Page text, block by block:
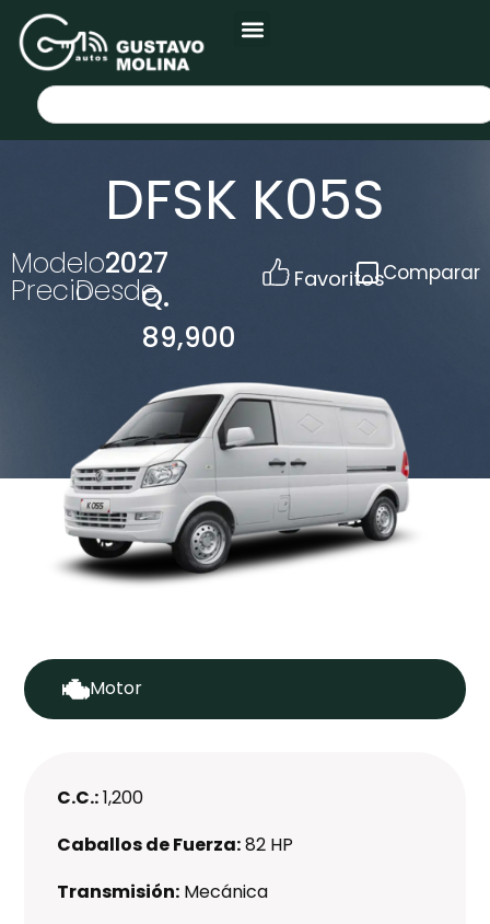
DFSK K05S
Modelo2027
PrecioDesdeQ.
89,900
FavoritosComparar
Motor
C.C.:1,200
Caballos de Fuerza:82 HP
Transmisión: Mecánica